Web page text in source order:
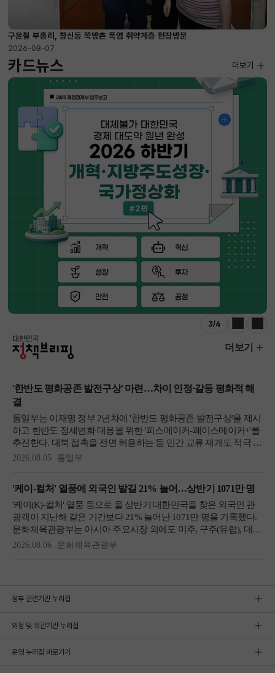
구윤철 부총리, 창신동 쪽방촌 폭염 취약계층 현장방문
2026-08-07
카드뉴스
3/4
이전 다음
더보기
정부 관련기관 누리집
외청 및 유관기관 누리집
운영 누리집 바로가기